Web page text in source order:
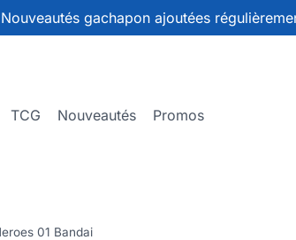
gachapon ajoutées
TCG Nouveautés Promos
01 Bandai